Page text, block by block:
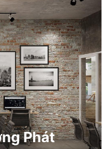
Phát